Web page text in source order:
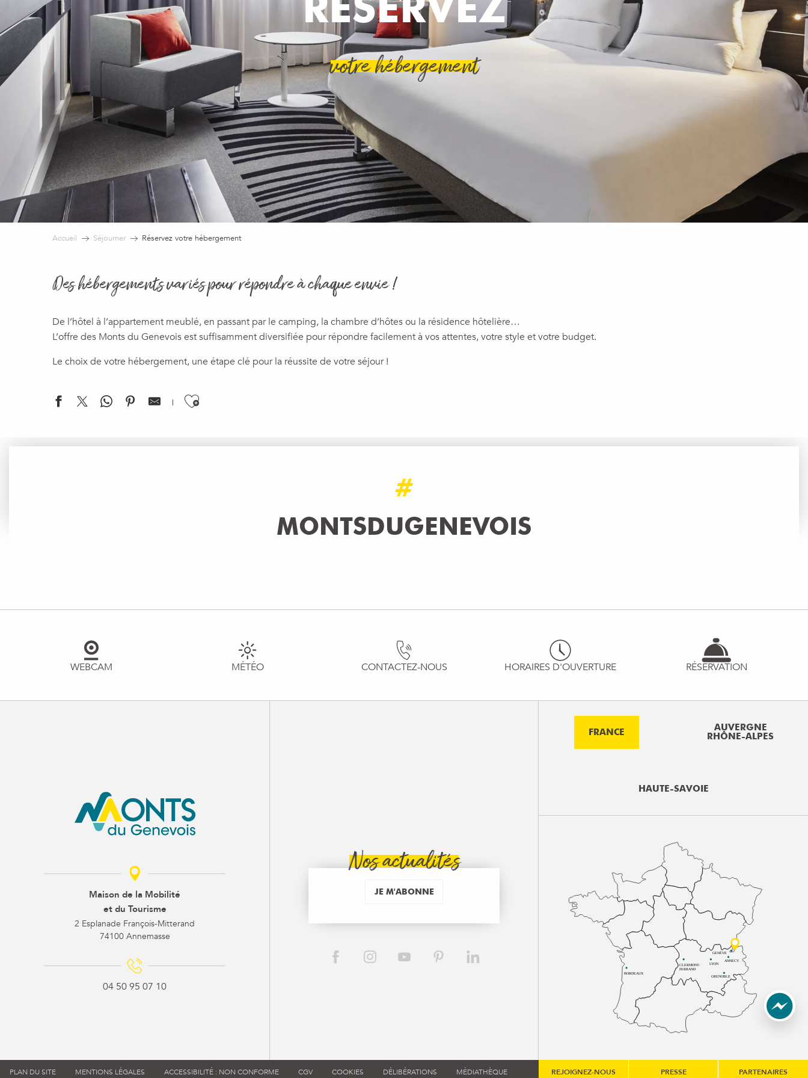
votre hébergement
Accueil Séjourner Réservez votre hébergement
Des hébergements variés pour répondre à chaque envie !
De l’hôtel à l’appartement meublé, en passant par le camping, la chambre d’hôtes ou la résidence hôtelière…
L’offre des Monts du Genevois est suffisamment diversifiée pour répondre facilement à vos attentes, votre style et votre budget.
Le choix de votre hébergement, une étape clé pour la réussite de votre séjour !
Ajouter aux favoris
The Originals Hotel du Mont Sion
Moun et Favi
#
MONTSDUGENEVOIS
WEBCAM MÉTÉO CONTACTEZ-NOUS HORAIRES D'OUVERTURE RÉSERVATION
Maison de la Mobilité
et du Tourisme
2 Esplanade François-Mitterand
74100 Annemasse
04 50 95 07 10
Nos actualités
JE M'ABONNE
FRANCE
AUVERGNE
RHÔNE-ALPES
HAUTE-SAVOIE
BORDEAUX
CLERMONT-
FERRAND
LYON
ANNECY
GRENOBLE
GENÈVE
PLAN DU SITE MENTIONS LÉGALES ACCESSIBILITÉ : NON CONFORME CGV COOKIES DÉLIBÉRATIONS MÉDIATHÈQUE REJOIGNEZ-NOUS PRESSE PARTENAIRES